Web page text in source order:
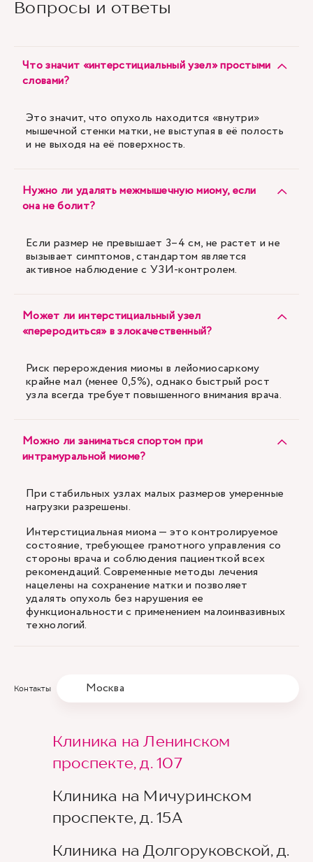
Вопросы и ответы
Что значит «интерстициальный узел» простыми
словами?
Это значит, что опухоль находится «внутри»
мышечной стенки матки, не выступая в её полость
и не выходя на её поверхность.
Нужно ли удалять межмышечную миому, если
она не болит?
Если размер не превышает 3–4 см, не растет и не
вызывает симптомов, стандартом является
активное наблюдение с УЗИ-контролем.
Может ли интерстициальный узел
«переродиться» в злокачественный?
Риск перерождения миомы в лейомиосаркому
крайне мал (менее 0,5%), однако быстрый рост
узла всегда требует повышенного внимания врача.
Можно ли заниматься спортом при
интрамуральной миоме?
При стабильных узлах малых размеров умеренные
нагрузки разрешены.
Интерстициальная миома — это контролируемое
состояние, требующее грамотного управления со
стороны врача и соблюдения пациенткой всех
рекомендаций. Современные методы лечения
нацелены на сохранение матки и позволяет
удалять опухоль без нарушения ее
функциональности с применением малоинвазивных
технологий.
Контакты Москва
Клиника на Ленинском
проспекте, д. 107
Клиника на Мичуринском
проспекте, д. 15А
Клиника на Долгоруковской, д.